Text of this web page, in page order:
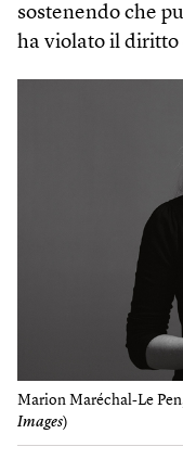
sostenendo che
ha violato il diritto
Marion Maréchal-Le
Images)